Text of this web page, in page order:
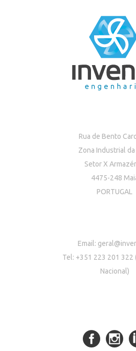
Rua de Bento
Zona Industrial da
Setor X
4475-248
PORTUGAL
Email:
Tel: +351 223 201 322
Nacional)